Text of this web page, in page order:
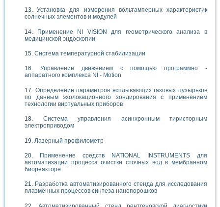
Установка для измерения вольтамперных характеристик
солнечных элементов и модулей
Применение NI VISION для геометрического анализа в
медицинской эндоскопии
Система температурной стабилизации
Управление движением с помощью программно -
аппаратного комплекса NI - Motion
Определение параметров всплывающих газовых пузырьков
по данным эхолокационного зондирования с применением
технологии виртуальных приборов
Система управления асинхронным тиристорным
электроприводом
Лазерный профилометр
Применение средств NATIONAL INSTRUMENTS для
автоматизации процесса очистки сточных вод в мембранном
биореакторе
Разработка автоматизированного стенда для исследования
плазменных процессов синтеза нанопорошков